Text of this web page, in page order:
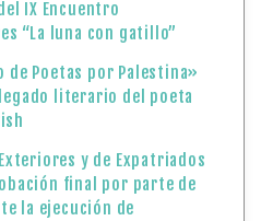
IX Encuentro
“La luna con gatillo”
de Poetas por Palestina»
literario del poeta
y de Expatriados
final por parte de
la ejecución de